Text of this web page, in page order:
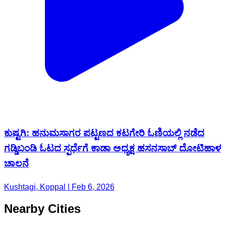
ಕುಷ್ಟಗಿ: ಹನುಮಸಾಗರ ಪಟ್ಟಣದ ಕಟಗೇರಿ ಓಣಿಯಲ್ಲಿ ನಡೆದ
ಗಡ್ಡಿಬಂಡಿ ಓಟದ ಸ್ಪರ್ಧೆಗೆ ಕಾಡಾ ಅಧ್ಯಕ್ಷ ಹಸನಸಾಬ್ ದೋಟಿಹಾಳ
ಚಾಲನೆ
Kushtagi, Koppal | Feb 6, 2026
Nearby Cities